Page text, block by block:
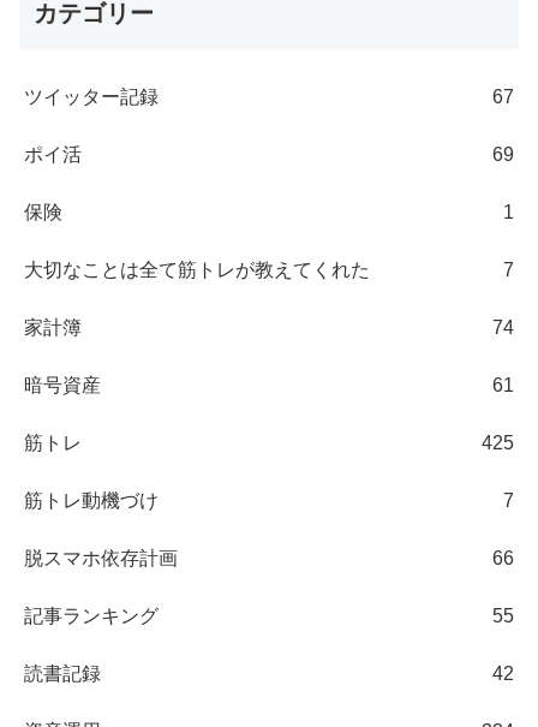
カテゴリー
ツイッター記録 67
ポイ活 69
保険 1
大切なことは全て筋トレが教えてくれた 7
家計簿 74
暗号資産 61
筋トレ 425
筋トレ動機づけ 7
脱スマホ依存計画 66
記事ランキング 55
読書記録 42